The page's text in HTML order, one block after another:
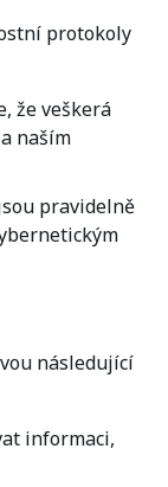
protokoly
že veškerá
naším
pravidelně
následující
informaci,